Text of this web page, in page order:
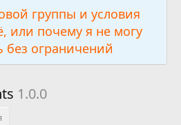
группы и условия
или почему я не могу
без ограничений
1.0.0